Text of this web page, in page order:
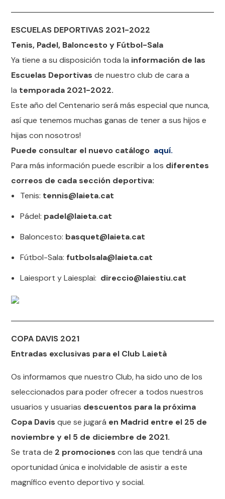
ESCUELAS DEPORTIVAS 2021-2022
Tenis, Padel, Baloncesto y Fútbol-Sala
Ya tiene a su disposición toda la información de las
Escuelas Deportivas de nuestro club de cara a
la temporada 2021-2022.
Este año del Centenario será más especial que nunca,
así que tenemos muchas ganas de tener a sus hijos e
hijas con nosotros!
Puede consultar el nuevo catálogo aquí.
Para más información puede escribir a los diferentes
correos de cada sección deportiva:
Tenis: tennis@laieta.cat
Pádel: padel@laieta.cat
Baloncesto: basquet@laieta.cat
Fútbol-Sala: futbolsala@laieta.cat
Laiesport y Laiesplai: direccio@laiestiu.cat
COPA DAVIS 2021
Entradas exclusivas para el Club Laietà
Os informamos que nuestro Club, ha sido uno de los
seleccionados para poder ofrecer a todos nuestros
usuarios y usuarias descuentos para la próxima
Copa Davis que se jugará en Madrid entre el 25 de
noviembre y el 5 de diciembre de 2021.
Se trata de 2 promociones con las que tendrá una
oportunidad única e inolvidable de asistir a este
magnífico evento deportivo y social.